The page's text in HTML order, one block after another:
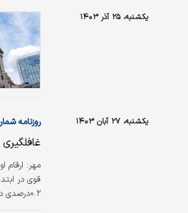
یکشنبه، ۲۵ آذر ۱۴۰۳
یکشنبه، ۲۷ آبان ۱۴۰۳ روزنامه شماره
مهر: ارقام